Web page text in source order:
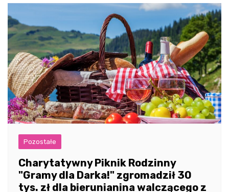
Pozostałe
Charytatywny Piknik Rodzinny
"Gramy dla Darka!" zgromadził 30
tys. zł dla bierunianina walczącego z